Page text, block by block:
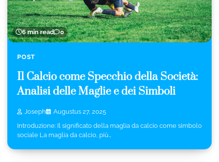
6 min read 0
POST
Il Calcio come Specchio della Società:
Analisi delle Maglie e dei Simboli
Joseph
Augustus 27, 2025
Introduzione: Il significato della maglia da calcio come simbolo
sociale La maglia da calcio, più…